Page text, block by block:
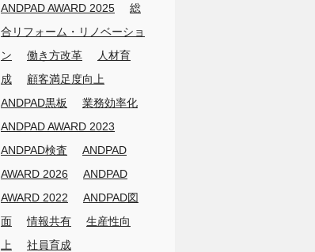
ANDPAD AWARD 2025
総
合リフォーム・リノベーショ
ン
働き方改革
人材育
成
顧客満足度向上
ANDPAD黒板
業務効率化
ANDPAD AWARD 2023
ANDPAD検査
ANDPAD
AWARD 2026
ANDPAD
AWARD 2022
ANDPAD図
面
情報共有
生産性向
上
社員育成